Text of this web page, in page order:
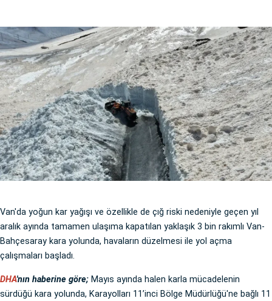
Van'da yoğun kar yağışı ve özellikle de çığ riski nedeniyle geçen yıl
aralık ayında tamamen ulaşıma kapatılan yaklaşık 3 bin rakımlı Van-
Bahçesaray kara yolunda, havaların düzelmesi ile yol açma
çalışmaları başladı.
DHA'nın haberine göre; Mayıs ayında halen karla mücadelenin
sürdüğü kara yolunda, Karayolları 11’inci Bölge Müdürlüğü'ne bağlı 11